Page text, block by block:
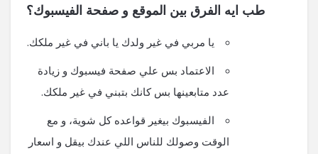
طب ايه الفرق بين الموقع و صفحة الفيسبوك؟
يا مربي في غير ولدك يا باني في غير ملكك.
الاعتماد بس علي صفحة فيسبوك و زيادة
عدد متابعينها بس كانك بتبني في غير ملكك.
الفيسبوك بيغير قواعده كل شوية، و مع
الوقت وصولك للناس اللي عندك بيقل و اسعار